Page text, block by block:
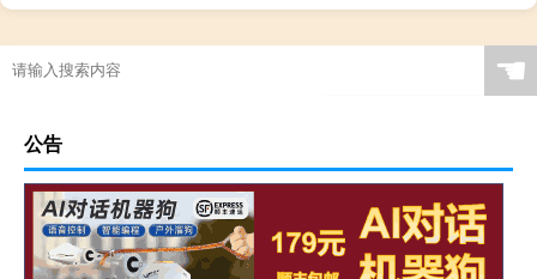
☚
公告